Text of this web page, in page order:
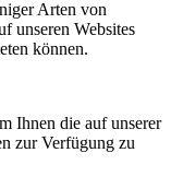
Arten von
unseren Websites
können.
Ihnen die auf unserer
zur Verfügung zu